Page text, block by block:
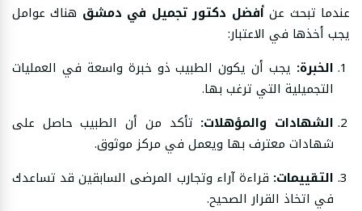
عندما تبحث عنأفضل دكتور تجميل في دمشق هناك عوامل
يجب أخذها في الاعتبار:
الخبرة: يجب أن يكون الطبيب ذو خبرة واسعة في العمليات
التجميلية التي ترغب بها.
الشهادات والمؤهلات: تأكد من أن الطبيب حاصل على
شهادات معترف بها ويعمل في مركز موثوق.
التقييمات: قراءة آراء وتجارب المرضى السابقين قد تساعدك
في اتخاذ القرار الصحيح.